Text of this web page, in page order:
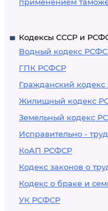
Кодексы СССР и
Водный кодекс
ГПК РСФСР
Гражданский
Жилищный кодекс
Земельный кодекс
Исправительно -
КоАП РСФСР
Кодекс законов о
Кодекс о браке и
УК РСФСР